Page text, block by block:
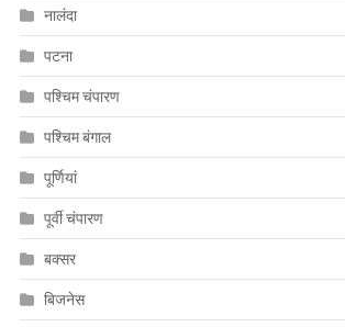
नालंदा
पटना
पश्चिम चंपारण
पश्चिम बंगाल
पूर्णियां
पूर्वी चंपारण
बक्सर
बिजनेस